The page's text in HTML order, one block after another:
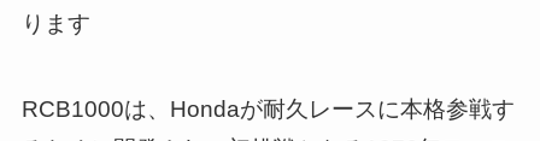
ります
RCB1000は、Hondaが耐久レースに本格参戦す